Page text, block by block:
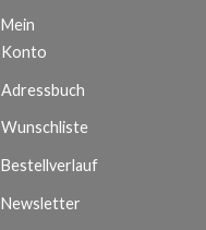
Mein
Konto
Adressbuch
Wunschliste
Bestellverlauf
Newsletter